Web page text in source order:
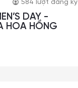
584 lượt đăng ký
DAY -
HOA HỒNG